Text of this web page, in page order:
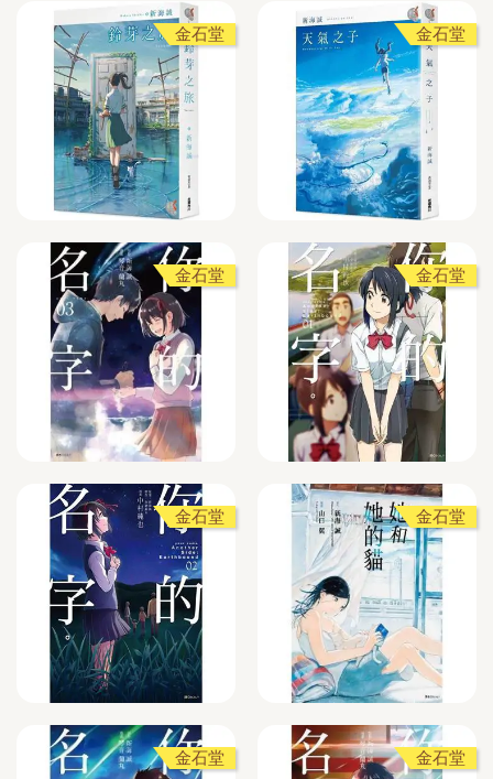
金石堂 金石堂
金石堂 金石堂
金石堂 金石堂
金石堂 金石堂